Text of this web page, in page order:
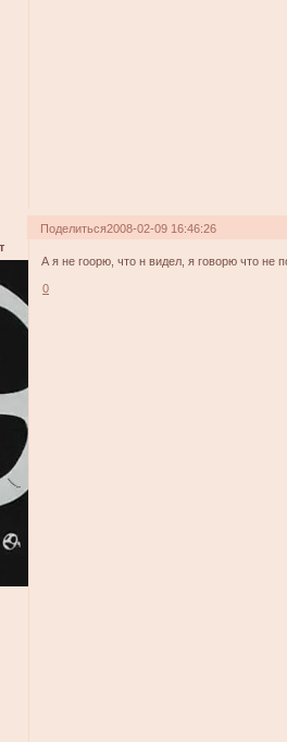
Поделиться2008-02-09 16:46:26
А я не гоорю, что н видел, я говорю что не
0